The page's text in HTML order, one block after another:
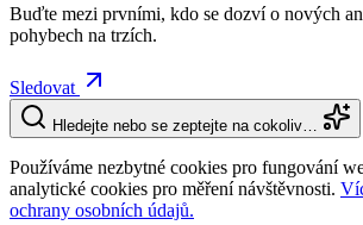
Buďte mezi prvními, kdo se dozví o nových
pohybech na trzích.
Sledovat
Hledejte nebo se zeptejte na cokoliv…
Používáme nezbytné cookies pro fungování
analytické cookies pro měření návštěvnosti.
ochrany osobních údajů.